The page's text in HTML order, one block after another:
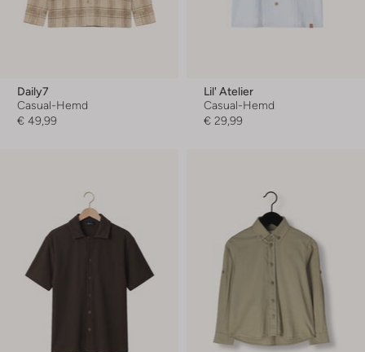
Daily7
Casual-Hemd
€ 49,99
Lil' Atelier
Casual-Hemd
€ 29,99